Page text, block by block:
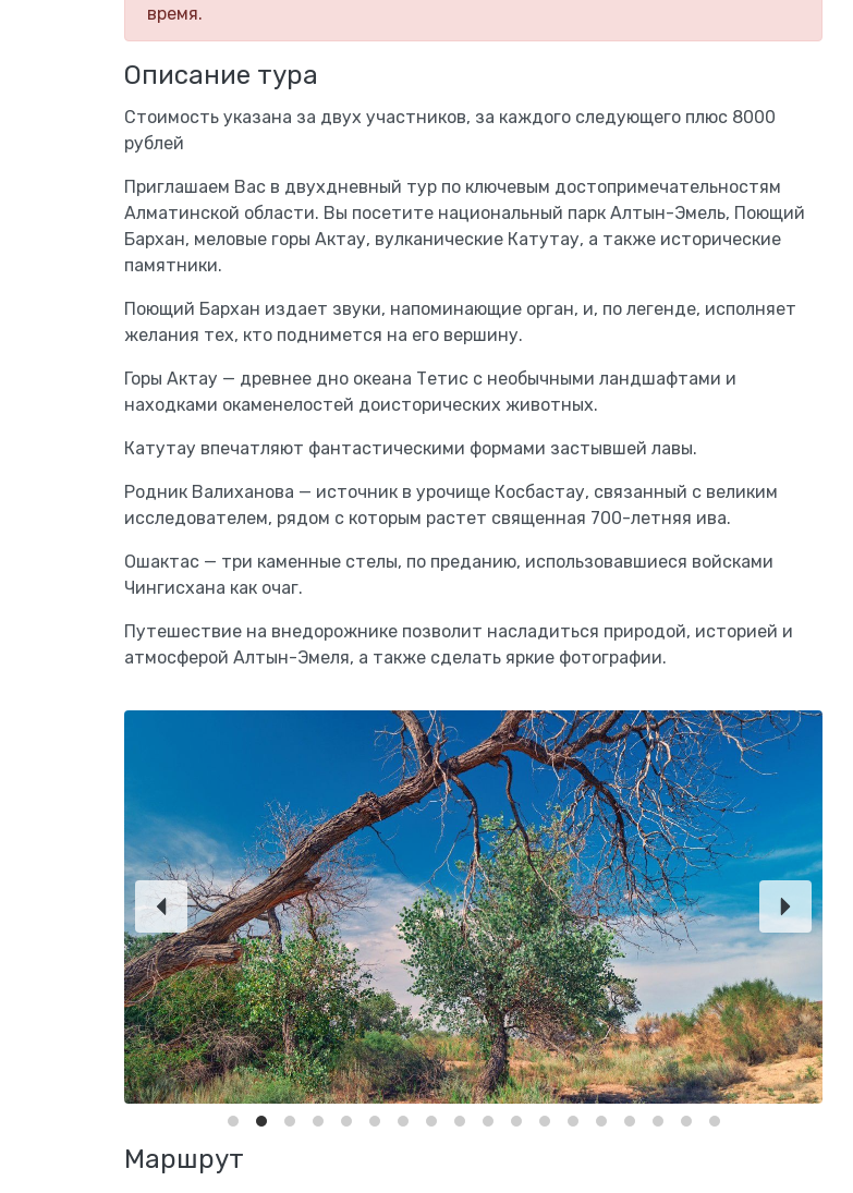
время.
Описание тура
Стоимость указана за двух участников, за каждого следующего плюс 8000
рублей
Приглашаем Вас в двухдневный тур по ключевым достопримечательностям
Алматинской области. Вы посетите национальный парк Алтын-Эмель, Поющий
Бархан, меловые горы Актау, вулканические Катутау, а также исторические
памятники.
Поющий Бархан издает звуки, напоминающие орган, и, по легенде, исполняет
желания тех, кто поднимется на его вершину.
Горы Актау — древнее дно океана Тетис с необычными ландшафтами и
находками окаменелостей доисторических животных.
Катутау впечатляют фантастическими формами застывшей лавы.
Родник Валиханова — источник в урочище Косбастау, связанный с великим
исследователем, рядом с которым растет священная 700-летняя ива.
Ошактас — три каменные стелы, по преданию, использовавшиеся войсками
Чингисхана как очаг.
Путешествие на внедорожнике позволит насладиться природой, историей и
атмосферой Алтын-Эмеля, а также сделать яркие фотографии.
Маршрут